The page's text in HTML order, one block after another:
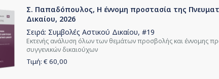
Σ. Παπαδόπουλος, Η έννομη προστασία της
Δικαίου, 2026
Σειρά: Συμβολές Αστικού Δικαίου, #19
Εκτενής ανάλυση όλων των θεμάτων προσβολής και έννομης
συγγενικών δικαιούχων
Τιμή: € 60,00